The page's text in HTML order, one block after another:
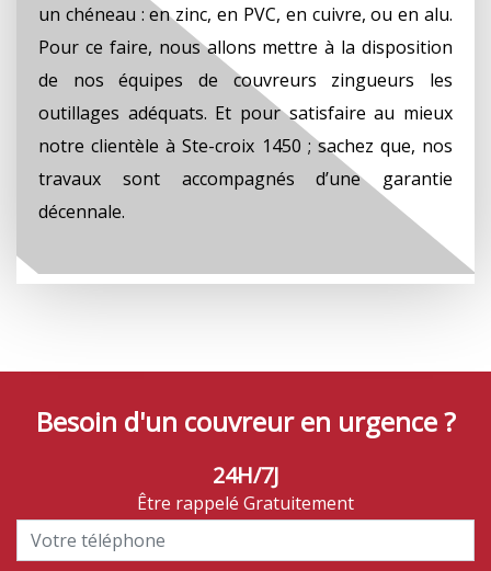
un chéneau : en zinc, en PVC, en cuivre, ou en alu.
Pour ce faire, nous allons mettre à la disposition
de nos équipes de couvreurs zingueurs les
outillages adéquats. Et pour satisfaire au mieux
notre clientèle à Ste-croix 1450 ; sachez que, nos
travaux sont accompagnés d’une garantie
décennale.
Besoin d'un couvreur en urgence ?
24H/7J
Être rappelé Gratuitement